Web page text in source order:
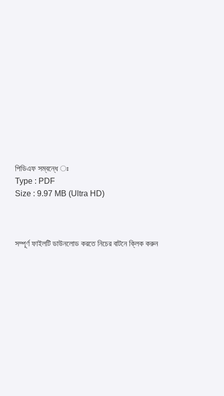
পিডিএফ সম্বন্ধে ঃ
Type : PDF
Size : 9.97 MB (Ultra HD)
সম্পূর্ণ ফাইলটি ডাউনলোড করতে নিচের বাটনে ক্লিক করুন